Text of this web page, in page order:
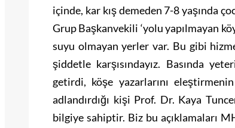
içinde, kar kış demeden 7-8 yaşında
Grup Başkanvekili ‘yolu yapılmayan
suyu olmayan yerler var. Bu gibi
şiddetle karşısındayız. Basında
getirdi, köşe yazarlarını
adlandırdığı kişi Prof. Dr. Kaya
bilgiye sahiptir. Biz bu açıklamaları